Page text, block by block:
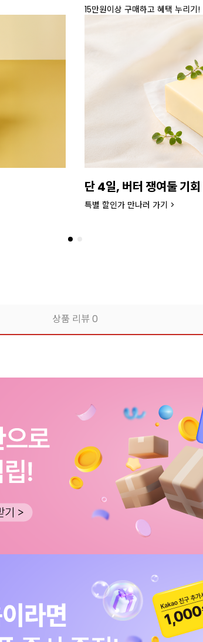
15만원이상 구매하고 혜택 누리기!
단 4일, 버터 쟁여둘 기회
특별 할인가 만나러 가기 >
상품 리뷰0